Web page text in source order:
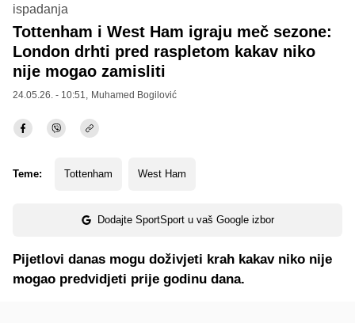
ispadanja
Tottenham i West Ham igraju meč sezone:
London drhti pred raspletom kakav niko
nije mogao zamisliti
24.05.26. - 10:51, Muhamed Bogilović
Teme: Tottenham West Ham
Dodajte SportSport u vaš Google izbor
Pijetlovi danas mogu doživjeti krah kakav niko nije
mogao predvidjeti prije godinu dana.